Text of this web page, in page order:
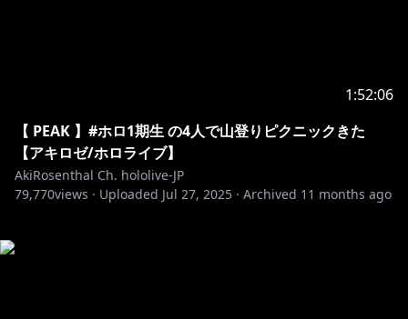
1:52:06
【 PEAK 】#ホロ1期生 の4人で山登りピクニックきた
【アキロゼ/ホロライブ】
AkiRosenthal Ch. hololive-JP
79,770views · Uploaded Jul 27, 2025 · Archived 11 months ago